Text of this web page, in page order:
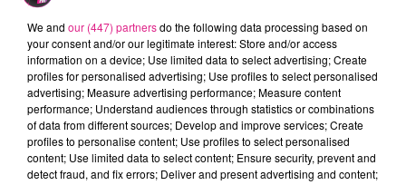
Ville
Adresse
We and our (447) partnersdo the following data processing based on
your consent and/or our legitimate interest: Store and/or access
information on a device; Use limited data to select advertising; Create
profiles for personalised advertising; Use profiles to select personalised
advertising; Measure advertising performance; Measure content
performance; Understand audiences through statistics or combinations
of data from different sources; Develop and improve services; Create
profiles to personalise content; Use profiles to select personalised
content; Use limited data to select content; Ensure security, prevent and
detect fraud, and fix errors; Deliver and present advertising and content;